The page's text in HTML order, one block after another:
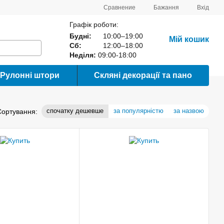
Сравнение Бажання Вхід
Графік роботи:
Будні:
10:00–19:00
Сб:
12:00–18:00
Неділя: 09:00-18:00
Мій кошик
Рулонні штори Скляні декорації та пано
спочатку дешевше за популярністю за назвою